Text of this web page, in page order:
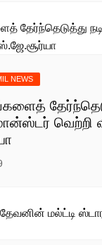
NEWS
வெற்றி